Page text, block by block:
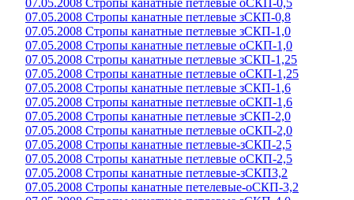
07.05.2008 Стропы канатные петлевые оСКП-0,5
07.05.2008 Стропы канатные петлевые зСКП-0,8
07.05.2008 Стропы канатные петлевые зСКП-1,0
07.05.2008 Стропы канатные петлевые оСКП-1,0
07.05.2008 Стропы канатные петлевые зСКП-1,25
07.05.2008 Стропы канатные петлевые оСКП-1,25
07.05.2008 Стропы канатные петлевые зСКП-1,6
07.05.2008 Стропы канатные петлевые оСКП-1,6
07.05.2008 Стропы канатные петлевые зСКП-2,0
07.05.2008 Стропы канатные петлевые оСКП-2,0
07.05.2008 Стропы канатные петлевые-зСКП-2,5
07.05.2008 Стропы канатные петлевые оСКП-2,5
07.05.2008 Стропы канатные петлевые-зСКП3,2
07.05.2008 Стропы канатные петелевые-оСКП-3,2